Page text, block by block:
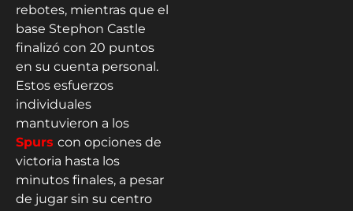
rebotes, mientras que el
base Stephon Castle
finalizó con 20 puntos
en su cuenta personal.
Estos esfuerzos
individuales
mantuvieron a los
Spurs con opciones de
victoria hasta los
minutos finales, a pesar
de jugar sin su centro